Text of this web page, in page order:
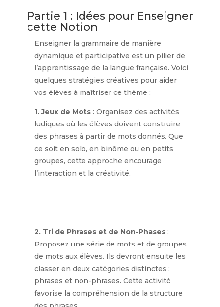
Partie 1 : Idées pour Enseigner
cette Notion
Enseigner la grammaire de manière
dynamique et participative est un pilier de
l’apprentissage de la langue française. Voici
quelques stratégies créatives pour aider
vos élèves à maîtriser ce thème :
1. Jeux de Mots: Organisez des activités
ludiques où les élèves doivent construire
des phrases à partir de mots donnés. Que
ce soit en solo, en binôme ou en petits
groupes, cette approche encourage
l’interaction et la créativité.
2. Tri de Phrases et de Non-Phases:
Proposez une série de mots et de groupes
de mots aux élèves. Ils devront ensuite les
classer en deux catégories distinctes :
phrases et non-phrases. Cette activité
favorise la compréhension de la structure